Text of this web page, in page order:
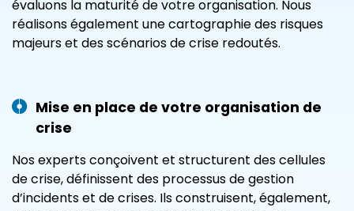
évaluons la maturité de votre organisation. Nous
réalisons également une cartographie des risques
majeurs et des scénarios de crise redoutés.
Mise en place de votre organisation de
crise
Nos experts conçoivent et structurent des cellules
de crise, définissent des processus de gestion
d’incidents et de crises. Ils construisent, également,